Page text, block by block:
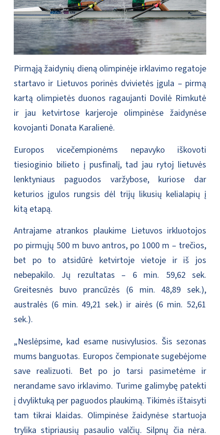
Pirmąją žaidynių dieną olimpinėje irklavimo regatoje
startavo ir Lietuvos porinės dvivietės įgula – pirmą
kartą olimpietės duonos ragaujanti Dovilė Rimkutė
ir jau ketvirtose karjeroje olimpinėse žaidynėse
kovojanti Donata Karalienė.
Europos vicečempionėms nepavyko iškovoti
tiesioginio bilieto į pusfinalį, tad jau rytoj lietuvės
lenktyniaus paguodos varžybose, kuriose dar
keturios įgulos rungsis dėl trijų likusių kelialapių į
kitą etapą.
Antrajame atrankos plaukime Lietuvos irkluotojos
po pirmųjų 500 m buvo antros, po 1000 m – trečios,
bet po to atsidūrė ketvirtoje vietoje ir iš jos
nebepakilo. Jų rezultatas – 6 min. 59,62 sek.
Greitesnės buvo prancūzės (6 min. 48,89 sek.),
australės (6 min. 49,21 sek.) ir airės (6 min. 52,61
sek.).
„Neslėpsime, kad esame nusivylusios. Šis sezonas
mums banguotas. Europos čempionate sugebėjome
save realizuoti. Bet po jo tarsi pasimetėme ir
nerandame savo irklavimo. Turime galimybę patekti
į dvyliktuką per paguodos plaukimą. Tikimės ištaisyti
tam tikrai klaidas. Olimpinėse žaidynėse startuoja
trylika stipriausių pasaulio valčių. Silpnų čia nėra.